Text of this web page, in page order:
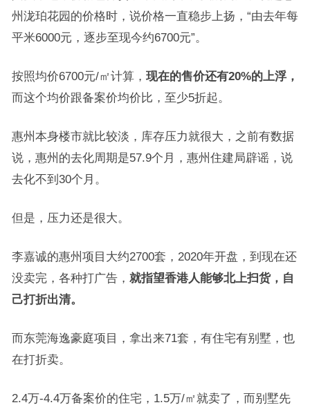
州泷珀花园的价格时，说价格一直稳步上扬，“由去年每
平米6000元，逐步至现今约6700元”。
按照均价6700元/㎡计算， 现在的售价还有20%的上浮，
而这个均价跟备案价均价比，至少5折起。
惠州本身楼市就比较淡，库存压力就很大，之前有数据
说，惠州的去化周期是57.9个月，惠州住建局辟谣，说
去化不到30个月。
但是，压力还是很大。
李嘉诚的惠州项目大约2700套，2020年开盘，到现在还
没卖完，各种打广告， 就指望香港人能够北上扫货，自
己打折出清。
而东莞海逸豪庭项目，拿出来71套，有住宅有别墅，也
在打折卖。
2.4万-4.4万备案价的住宅，1.5万/㎡就卖了，而别墅先